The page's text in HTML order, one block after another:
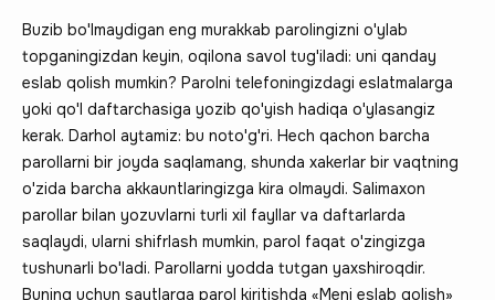
Buzib bo'lmaydigan eng murakkab parolingizni o'ylab
topganingizdan keyin, oqilona savol tug'iladi: uni qanday
eslab qolish mumkin? Parolni telefoningizdagi eslatmalarga
yoki qo'l daftarchasiga yozib qo'yish hadiqa o'ylasangiz
kerak. Darhol aytamiz: bu noto'g'ri. Hech qachon barcha
parollarni bir joyda saqlamang, shunda xakerlar bir vaqtning
o'zida barcha akkauntlaringizga kira olmaydi. Salimaxon
parollar bilan yozuvlarni turli xil fayllar va daftarlarda
saqlaydi, ularni shifrlash mumkin, parol faqat o'zingizga
tushunarli bo'ladi. Parollarni yodda tutgan yaxshiroqdir.
Buning uchun saytlarga parol kiritishda «Meni eslab qolish»